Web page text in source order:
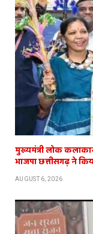
मुख्यमंत्री लोक
भाजपा छत्तीसगढ़ ने
AUGUST 6, 2026